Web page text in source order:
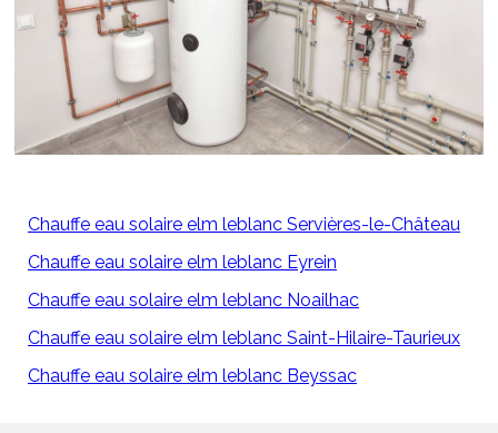
Chauffe eau solaire elm leblanc Servières-le-Château
Chauffe eau solaire elm leblanc Eyrein
Chauffe eau solaire elm leblanc Noailhac
Chauffe eau solaire elm leblanc Saint-Hilaire-Taurieux
Chauffe eau solaire elm leblanc Beyssac